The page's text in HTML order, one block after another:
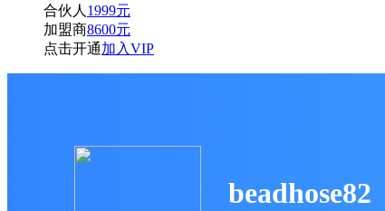
合伙人 1999元
加盟商8600元
点击开通加入VIP
beadhose82